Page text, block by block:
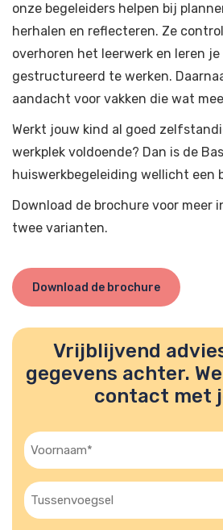
onze begeleiders helpen bij
herhalen en reflecteren. Ze
overhoren het leerwerk en leren
gestructureerd te werken.
aandacht voor vakken die wat
Werkt jouw kind al goed
werkplek voldoende? Dan is de
huiswerkbegeleiding wellicht een
Download de brochure voor meer
twee varianten.
Download de brochure
Vrijblijvend
gegevens achter.
contact met
Voornaam
(Vereist)
Tussenvoegsel